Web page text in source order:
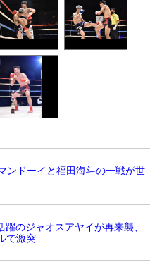
ンドーイと福田海斗の一戦が世
躍のジャオスアヤイが再来襲、
で激突